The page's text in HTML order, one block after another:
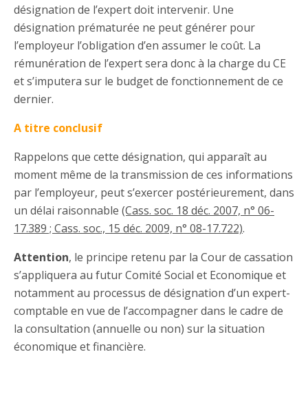
désignation de l’expert doit intervenir. Une
désignation prématurée ne peut générer pour
l’employeur l’obligation d’en assumer le coût. La
rémunération de l’expert sera donc à la charge du CE
et s’imputera sur le budget de fonctionnement de ce
dernier.
A titre conclusif
Rappelons que cette désignation, qui apparaît au
moment même de la transmission de ces informations
par l’employeur, peut s’exercer postérieurement, dans
un délai raisonnable (Cass. soc. 18 déc. 2007, n° 06-
17.389 ; Cass. soc., 15 déc. 2009, n° 08-17.722).
Attention, le principe retenu par la Cour de cassation
s’appliquera au futur Comité Social et Economique et
notamment au processus de désignation d’un expert-
comptable en vue de l’accompagner dans le cadre de
la consultation (annuelle ou non) sur la situation
économique et financière.